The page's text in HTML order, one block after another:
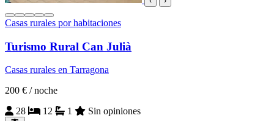
Casas rurales por habitaciones
Turismo Rural Can Julià
Casas rurales en Tarragona
200 € / noche
28
12 1 Sin opiniones